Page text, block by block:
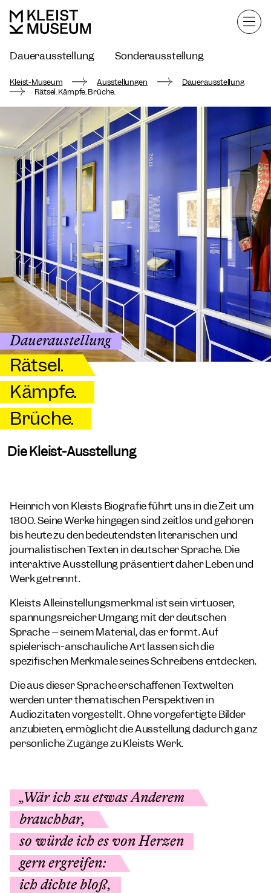
Dauerausstellung
Sonderausstellung
Ausstellungsarchiv
Kleist-Museum Ausstellungen
Dauerausstellung
Rätsel. Kämpfe. Brüche.
Daueraustellung
Rätsel.
Kämpfe.
Brüche.
Die Kleist-Ausstellung
Heinrich von Kleists Biografie führt uns in die Zeit um
1800. Seine Werke hingegen sind zeitlos und gehören
bis heute zu den bedeutendsten literarischen und
journalistischen Texten in deutscher Sprache. Die
interaktive Ausstellung präsentiert daher Leben und
Werk getrennt.
Kleists Alleinstellungsmerkmal ist sein virtuoser,
spannungsreicher Umgang mit der deutschen
Sprache – seinem Material, das er formt. Auf
spielerisch-anschauliche Art lassen sich die
spezifischen Merkmale seines Schreibens entdecken.
Die aus dieser Sprache erschaffenen Textwelten
werden unter thematischen Perspektiven in
Audiozitaten vorgestellt. Ohne vorgefertigte Bilder
anzubieten, ermöglicht die Ausstellung dadurch ganz
persönliche Zugänge zu Kleists Werk.
„Wär ich zu etwas Anderem
brauchbar,
so würde ich es von Herzen
gern ergreifen:
ich dichte bloß,